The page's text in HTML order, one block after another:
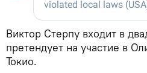
Виктор Стерпу входит в
претендует на участие в
Токио.